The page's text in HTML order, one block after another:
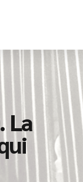
La